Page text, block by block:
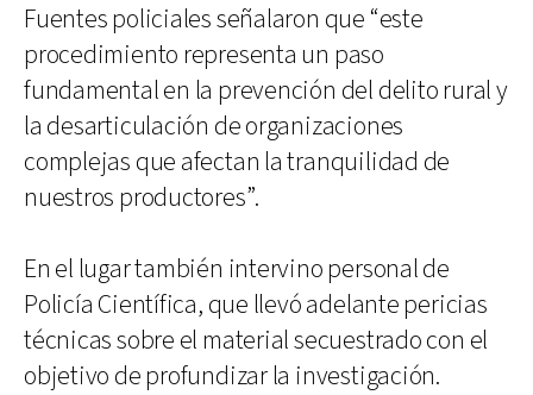
Fuentes policiales señalaron que “este
procedimiento representa un paso
fundamental en la prevención del delito rural y
la desarticulación de organizaciones
complejas que afectan la tranquilidad de
nuestros productores”.
En el lugar también intervino personal de
Policía Científica, que llevó adelante pericias
técnicas sobre el material secuestrado con el
objetivo de profundizar la investigación.